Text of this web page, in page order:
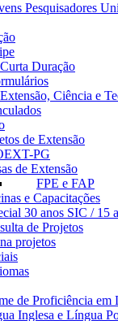
Pesquisadores
Duração
Ciência e
de Extensão
PG
de Extensão
FPE e FAP
e Capacitações
30 anos SIC / 15
de Projetos
projetos
de Proficiência em
Inglesa e Língua